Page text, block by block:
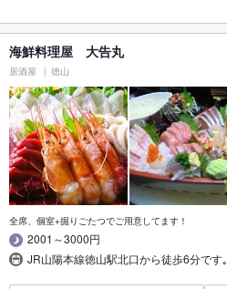
海鮮料理屋 大告丸
居酒屋 徳山
全席、個室+掘りごたつでご用意してます！
2001～3000円
JR山陽本線徳山駅北口から徒歩6分です｡